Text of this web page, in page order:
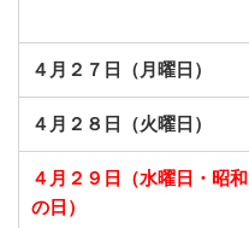
４月２７日（月曜日）
４月２８日（火曜日）
４月２９日（水曜日・昭和
の日）